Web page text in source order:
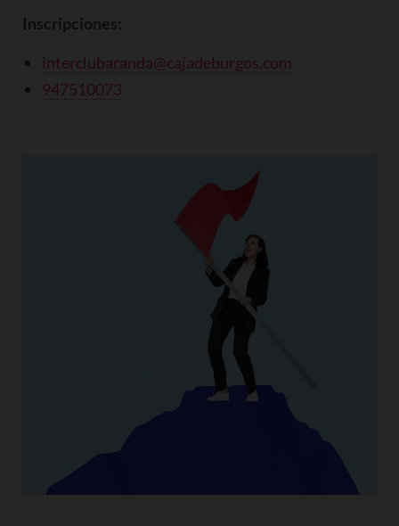
Inscripciones:
interclubaranda@cajadeburgos.com
947510073